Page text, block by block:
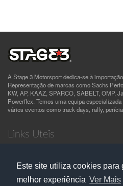
Este site utiliza cookies para
melhor experiência Ver Mais
A Stage 3 Motorsport dedica-se à
Representação de marcas como Sachs
KW, AP, KAAZ, SPARCO, SABELT, OMP,
Powerflex. Temos uma equipa
vários eventos como track days, rally,
Links Uteis
Política de Privacidade
Contactos